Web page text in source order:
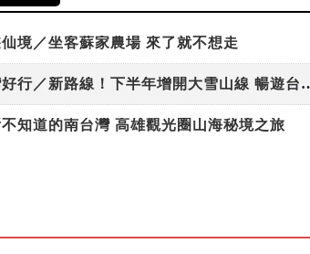
境／坐客蘇家農場 來了就不想走
台灣好行／新路線！下
知道的南台灣 高雄觀光圈山海秘境之旅